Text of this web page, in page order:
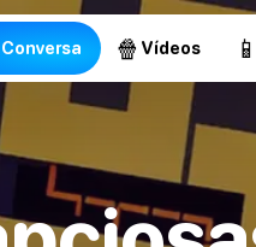
🍿 Vídeos 📱